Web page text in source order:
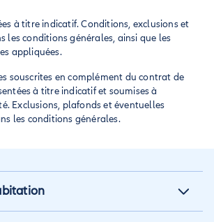
éviter d’avancer des frais importants.
à titre indicatif. Conditions, exclusions et
les conditions générales, ainsi que les
appliquées.
souscrites en complément du contrat de
à titre indicatif et soumises à
Exclusions, plafonds et éventuelles
les conditions générales.